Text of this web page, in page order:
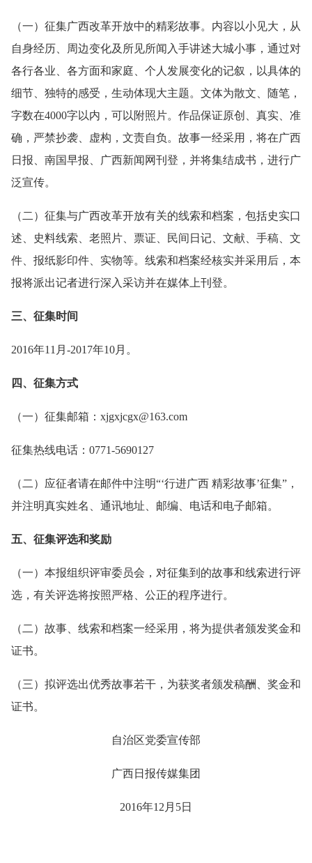
（一）征集广西改革开放中的精彩故事。内容以小见大，从
自身经历、周边变化及所见所闻入手讲述大城小事，通过对
各行各业、各方面和家庭、个人发展变化的记叙，以具体的
细节、独特的感受，生动体现大主题。文体为散文、随笔，
字数在4000字以内，可以附照片。作品保证原创、真实、准
确，严禁抄袭、虚构，文责自负。故事一经采用，将在广西
日报、南国早报、广西新闻网刊登，并将集结成书，进行广
泛宣传。
（二）征集与广西改革开放有关的线索和档案，包括史实口
述、史料线索、老照片、票证、民间日记、文献、手稿、文
件、报纸影印件、实物等。线索和档案经核实并采用后，本
报将派出记者进行深入采访并在媒体上刊登。
三、征集时间
2016年11月-2017年10月。
四、征集方式
（一）征集邮箱：xjgxjcgx@163.com
征集热线电话：0771-5690127
（二）应征者请在邮件中注明“‘行进广西 精彩故事’征集”，
并注明真实姓名、通讯地址、邮编、电话和电子邮箱。
五、征集评选和奖励
（一）本报组织评审委员会，对征集到的故事和线索进行评
选，有关评选将按照严格、公正的程序进行。
（二）故事、线索和档案一经采用，将为提供者颁发奖金和
证书。
（三）拟评选出优秀故事若干，为获奖者颁发稿酬、奖金和
证书。
自治区党委宣传部
广西日报传媒集团
2016年12月5日